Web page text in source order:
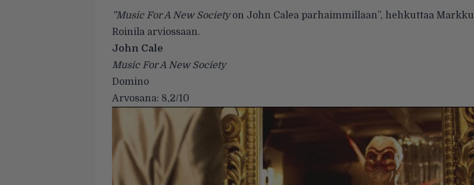
”Music For A New Societyon John Calea parhaimmillaan”, hehkuttaa Markku
Roinila arviossaan.
John Cale
Music For A New Society
Domino
Arvosana: 8,2/10